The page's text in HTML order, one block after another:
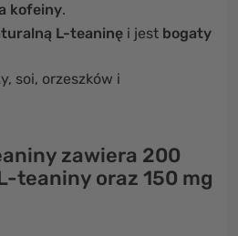
kofeiny.
L-teaninę i jest bogaty
soi, orzeszków i
zawiera 200
teaniny oraz 150 mg